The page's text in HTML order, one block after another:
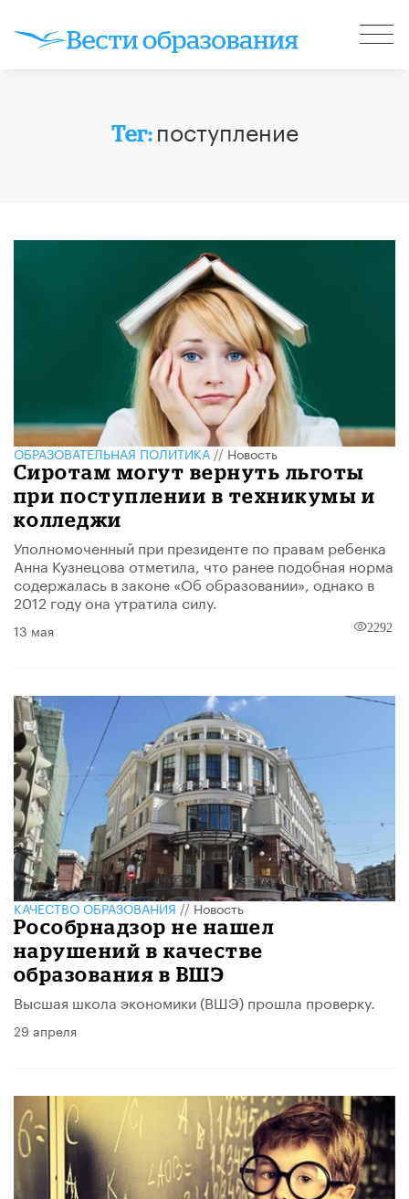
Тег: поступление
ОБРАЗОВАТЕЛЬНАЯ ПОЛИТИКА//Новость
Сиротам могут вернуть льготы
при поступлении в техникумы и
колледжи
Уполномоченный при президенте по правам ребенка
Анна Кузнецова отметила, что ранее подобная норма
содержалась в законе «Об образовании», однако в
2012 году она утратила силу.
13 мая 2292
КАЧЕСТВО ОБРАЗОВАНИЯ//Новость
Рособрнадзор не нашел
нарушений в качестве
образования в ВШЭ
Высшая школа экономики (ВШЭ) прошла проверку.
29 апреля